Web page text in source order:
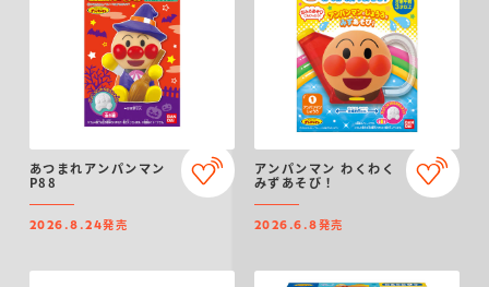
あつまれアンパンマン
P88
2026.8.24発売
アンパンマン わくわく
みずあそび！
2026.6.8発売